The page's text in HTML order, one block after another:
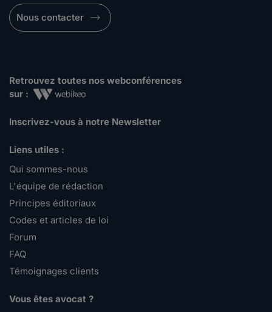
Nous contacter
Retrouvez toutes nos webconférences
sur :
Inscrivez-vous à notre Newsletter
Liens utiles :
Qui sommes-nous
L'équipe de rédaction
Principes éditoriaux
Codes et articles de loi
Forum
FAQ
Témoignages clients
Vous êtes avocat ?